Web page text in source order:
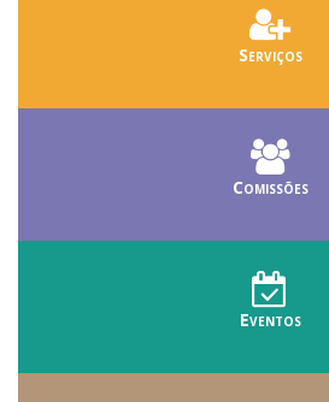
Serviços
Comissões
Eventos